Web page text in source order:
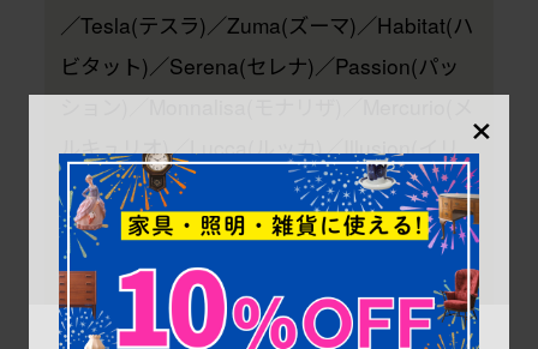
／Tesla(テスラ)／Zuma(ズーマ)／Habitat(ハ
ビタット)／Serena(セレナ)／Passion(パッ
ルキュリオ)／Lucca(ルッカ)／Illusion(イリ
ュージョン) など
※その他の家具も買取できる可能性がありま
す！お気軽にご相談ください。
×